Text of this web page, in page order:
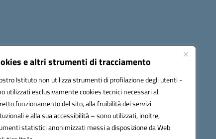
e altri strumenti di tracciamento
Istituto non utilizza strumenti di profilazione degli utenti -
utilizzati esclusivamente cookies tecnici necessari al
funzionamento del sito, alla fruibilità dei servizi
e alla sua accessibilità – sono utilizzati, inoltre,
statistici anonimizzati messi a disposizione da Web